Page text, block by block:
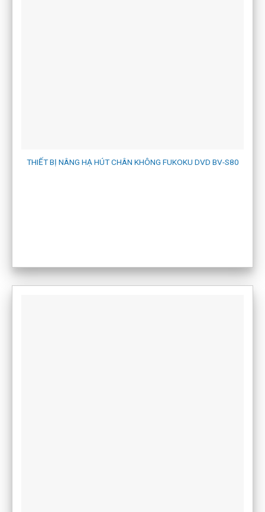
THIẾT BỊ NÂNG HẠ HÚT CHÂN KHÔNG FUKOKU DVD BV-S80